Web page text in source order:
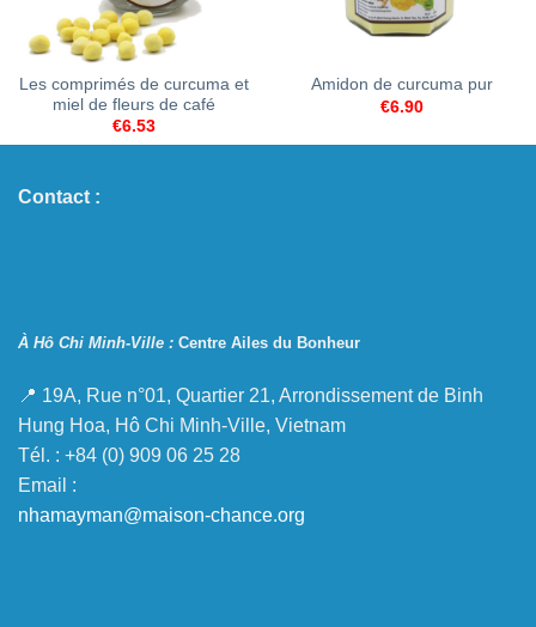
Les comprimés de curcuma et
miel de fleurs de café
€6.53
Amidon de curcuma pur
€6.90
Contact :
À Hô Chi Minh-Ville : Centre Ailes du Bonheur
📍 19A, Rue n°01, Quartier 21, Arrondissement de Binh
Hung Hoa, Hô Chi Minh-Ville, Vietnam
Tél. : +84 (0) 909 06 25 28
Email :
nhamayman@maison-chance.org